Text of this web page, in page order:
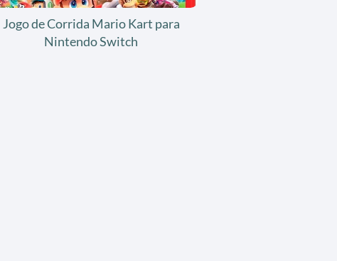
Jogo de Corrida Mario Kart para
Nintendo Switch